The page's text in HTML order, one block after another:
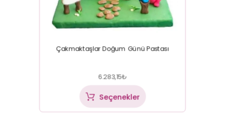
Çakmaktaşlar Doğum Günü Pastası
6.283,15₺
Seçenekler